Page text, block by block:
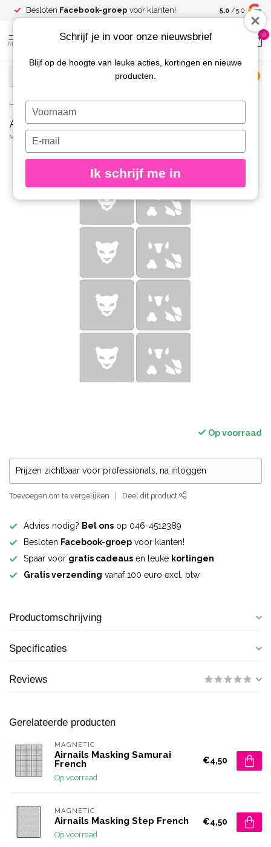
Besloten Facebook-groep voor klanten! Spaar voor
kortingen
5.0 /5.0
MENU
0
Home / Airnails Masking Geometric Puma
Airnails Masking Geometric Puma
MAGNETIC
Op voorraad
Prijzen zichtbaar voor professionals, na inloggen
Toevoegen om te vergelijken Deel dit product
Advies nodig? Bel ons op 046-4512389
Besloten Facebook-groep voor klanten!
Spaar voor gratis cadeaus en leuke kortingen
Gratis verzending vanaf 100 euro excl. btw
Productomschrijving
Specificaties
Reviews
Gerelateerde producten
MAGNETIC
Airnails Masking Samurai
French
Op voorraad
€4,50
MAGNETIC
Airnails Masking Step French
Op voorraad
€4,50
Schrijf je in voor onze nieuwsbrief
Blijf op de hoogte van leuke acties, kortingen en nieuwe
producten.
Typ
je
naam
Typ
je
e-
in
Ik schrijf me in